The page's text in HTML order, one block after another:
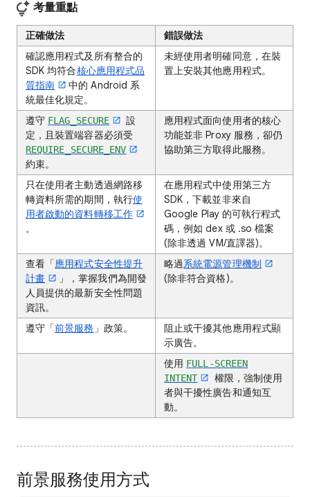
考量重點
正確做法
錯誤做法
確認應用程式及所有整合的
SDK 均符合核心應用程式品
質指南
中的 Android 系
統最佳化規定。
未經使用者明確同意，在裝
置上安裝其他應用程式。
遵守 FLAG_SECURE
設
定，且裝置端容器必須受
REQUIRE_SECURE_ENV
約束。
應用程式面向使用者的核心
功能並非 Proxy 服務，卻仍
協助第三方取得此服務。
只在使用者主動透過網路移
轉資料所需的期間，執行使
用者啟動的資料轉移工作
。
在應用程式中使用第三方
SDK，下載並非來自
Google Play 的可執行程式
碼，例如 dex 或 .so 檔案
(除非透過 VM/直譯器)。
查看「應用程式安全性提升
計畫
」，掌握我們為開發
人員提供的最新安全性問題
資訊。
略過系統電源管理機制
(除非符合資格)。
遵守「前景服務 」政策。
阻止或干擾其他應用程式顯
示廣告。
使用 FULL-SCREEN
INTENT
權限，強制使用
者與干擾性廣告和通知互
動。
前景服務使用方式